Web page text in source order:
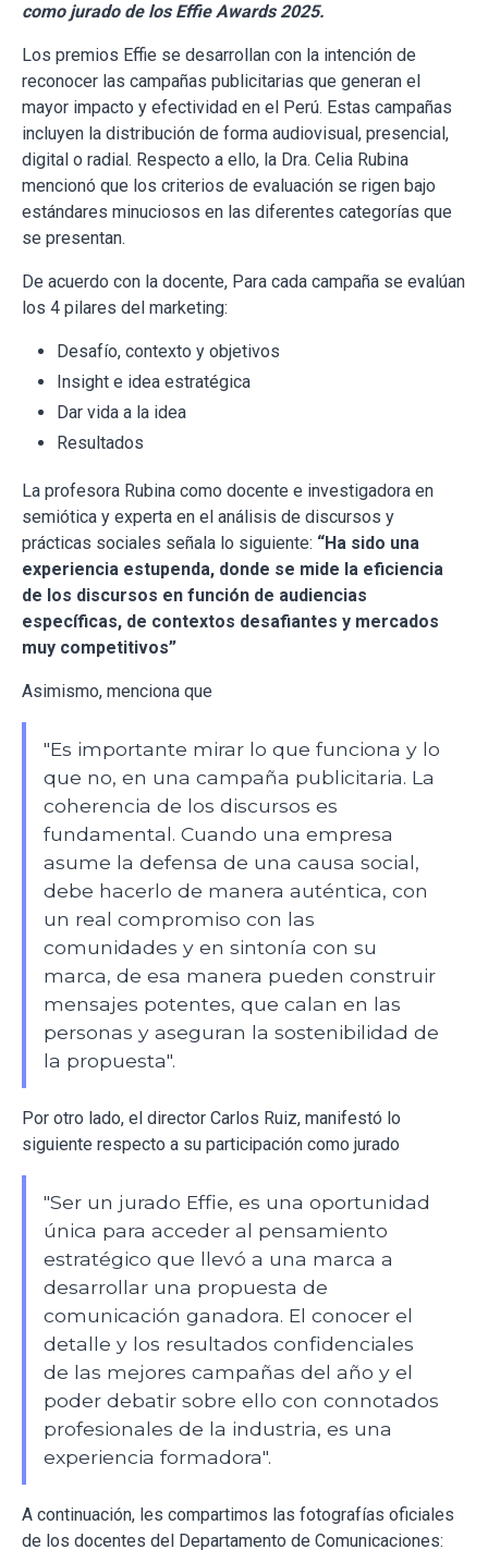
como jurado de los Effie Awards 2025.
Los premios Effie se desarrollan con la intención de
reconocer las campañas publicitarias que generan el
mayor impacto y efectividad en el Perú. Estas campañas
incluyen la distribución de forma audiovisual, presencial,
digital o radial. Respecto a ello, la Dra. Celia Rubina
mencionó que los criterios de evaluación se rigen bajo
estándares minuciosos en las diferentes categorías que
se presentan.
De acuerdo con la docente, Para cada campaña se evalúan
los 4 pilares del marketing:
Desafío, contexto y objetivos
Insight e idea estratégica
Dar vida a la idea
Resultados
La profesora Rubina como docente e investigadora en
semiótica y experta en el análisis de discursos y
prácticas sociales señala lo siguiente: “Ha sido una
experiencia estupenda, donde se mide la eficiencia
de los discursos en función de audiencias
específicas, de contextos desafiantes y mercados
muy competitivos”
Asimismo, menciona que
"Es importante mirar lo que funciona y lo
que no, en una campaña publicitaria. La
coherencia de los discursos es
fundamental. Cuando una empresa
asume la defensa de una causa social,
debe hacerlo de manera auténtica, con
un real compromiso con las
comunidades y en sintonía con su
marca, de esa manera pueden construir
mensajes potentes, que calan en las
personas y aseguran la sostenibilidad de
la propuesta".
Por otro lado, el director Carlos Ruiz, manifestó lo
siguiente respecto a su participación como jurado
"Ser un jurado Effie, es una oportunidad
única para acceder al pensamiento
estratégico que llevó a una marca a
desarrollar una propuesta de
comunicación ganadora. El conocer el
detalle y los resultados confidenciales
de las mejores campañas del año y el
poder debatir sobre ello con connotados
profesionales de la industria, es una
experiencia formadora".
A continuación, les compartimos las fotografías oficiales
de los docentes del Departamento de Comunicaciones: